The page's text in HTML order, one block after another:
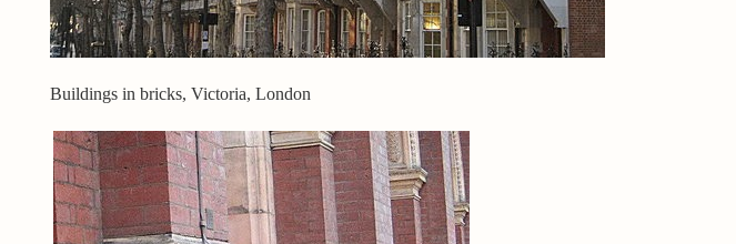
Buildings in bricks, Victoria, London